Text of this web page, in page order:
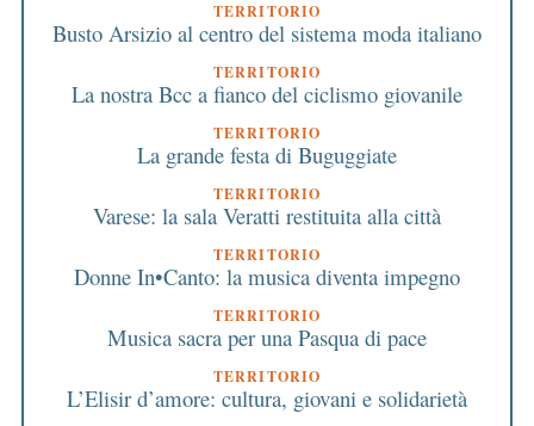
TERRITORIO
Busto Arsizio al centro del sistema moda italiano
TERRITORIO
La nostra Bcc a fianco del ciclismo giovanile
TERRITORIO
La grande festa di Buguggiate
TERRITORIO
Varese: la sala Veratti restituita alla città
TERRITORIO
Donne In•Canto: la musica diventa impegno
TERRITORIO
Musica sacra per una Pasqua di pace
TERRITORIO
L’Elisir d’amore: cultura, giovani e solidarietà